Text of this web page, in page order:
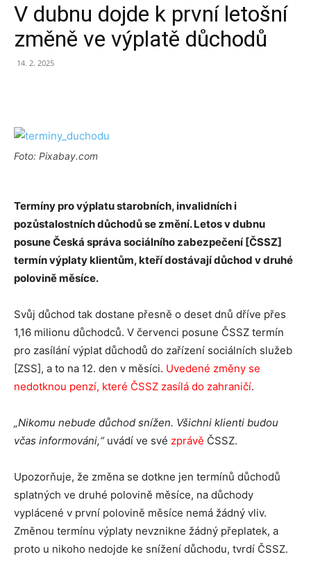
V dubnu dojde k první letošní
změně ve výplatě důchodů
14. 2. 2025
Foto: Pixabay.com
Termíny pro výplatu starobních, invalidních i
pozůstalostních důchodů se změní. Letos v dubnu
posune Česká správa sociálního zabezpečení [ČSSZ]
termín výplaty klientům, kteří dostávají důchod v druhé
polovině měsíce.
Svůj důchod tak dostane přesně o deset dnů dříve přes
1,16 milionu důchodců. V červenci posune ČSSZ termín
pro zasílání výplat důchodů do zařízení sociálních služeb
[ZSS], a to na 12. den v měsíci. Uvedené změny se
nedotknou penzí, které ČSSZ zasílá do zahraničí.
„Nikomu nebude důchod snížen. Všichni klienti budou
včas informováni,“ uvádí ve své zprávě ČSSZ.
Upozorňuje, že změna se dotkne jen termínů důchodů
splatných ve druhé polovině měsíce, na důchody
vyplácené v první polovině měsíce nemá žádný vliv.
Změnou termínu výplaty nevznikne žádný přeplatek, a
proto u nikoho nedojde ke snížení důchodu, tvrdí ČSSZ.